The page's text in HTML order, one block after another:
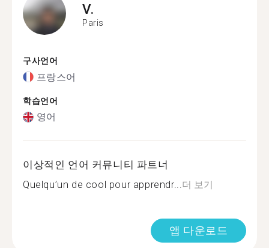
V.
Paris
구사언어
프랑스어
학습언어
영어
이상적인 언어 커뮤니티 파트너
Quelqu’un de cool pour apprendr...더 보기
앱 다운로드